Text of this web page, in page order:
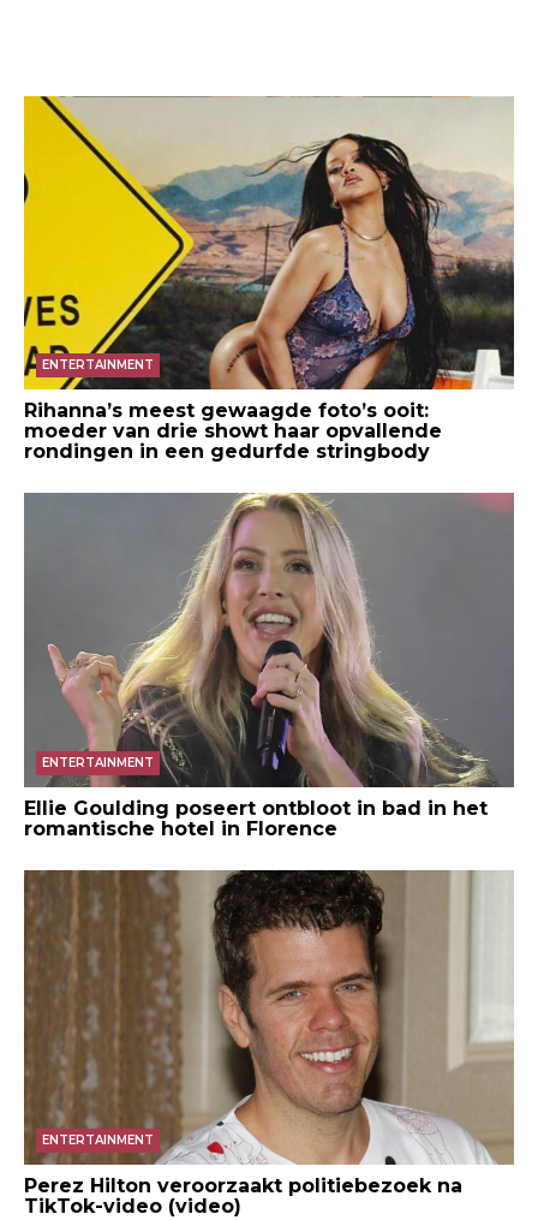
ENTERTAINMENT
Rihanna’s meest gewaagde foto’s ooit:
moeder van drie showt haar opvallende
rondingen in een gedurfde stringbody
ENTERTAINMENT
Ellie Goulding poseert ontbloot in bad in het
romantische hotel in Florence
ENTERTAINMENT
Perez Hilton veroorzaakt politiebezoek na
TikTok-video (video)